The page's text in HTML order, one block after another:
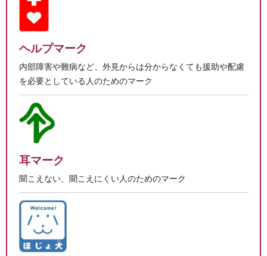
ヘルプマーク
内部障害や難病など、外見からは分からなくても援助や配慮
を必要としている人のためのマーク
耳マーク
聞こえない、聞こえにくい人のためのマーク